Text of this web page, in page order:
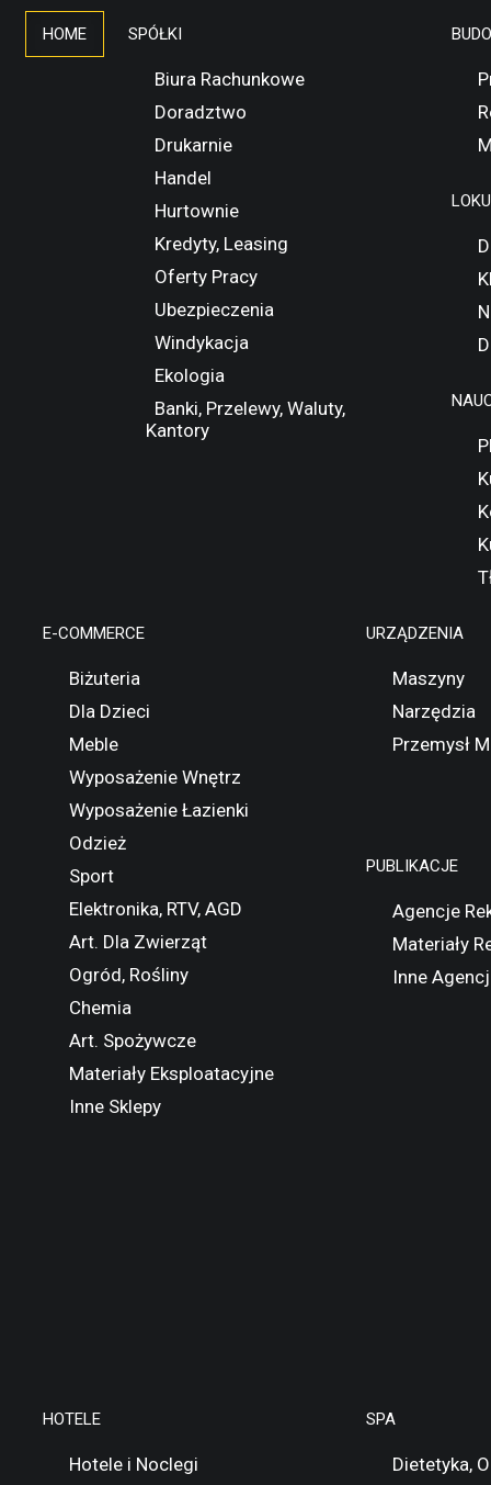
HOME SPÓŁKI
Biura Rachunkowe
Doradztwo
Drukarnie
Handel
Hurtownie
Kredyty, Leasing
Oferty Pracy
Ubezpieczenia
Windykacja
Ekologia
Banki, Przelewy, Waluty,
Kantory
E-COMMERCE
Biżuteria
Dla Dzieci
Meble
Wyposażenie Wnętrz
Wyposażenie Łazienki
Odzież
Sport
Elektronika, RTV, AGD
Art. Dla Zwierząt
Ogród, Rośliny
Chemia
Art. Spożywcze
Materiały Eksploatacyjne
Inne Sklepy
URZĄDZENIA
Maszyny
Narzędzia
Przemysł
PUBLIKACJE
Agencje
Materiały
Inne
HOTELE
Hotele i Noclegi
SPA
Dietetyka,